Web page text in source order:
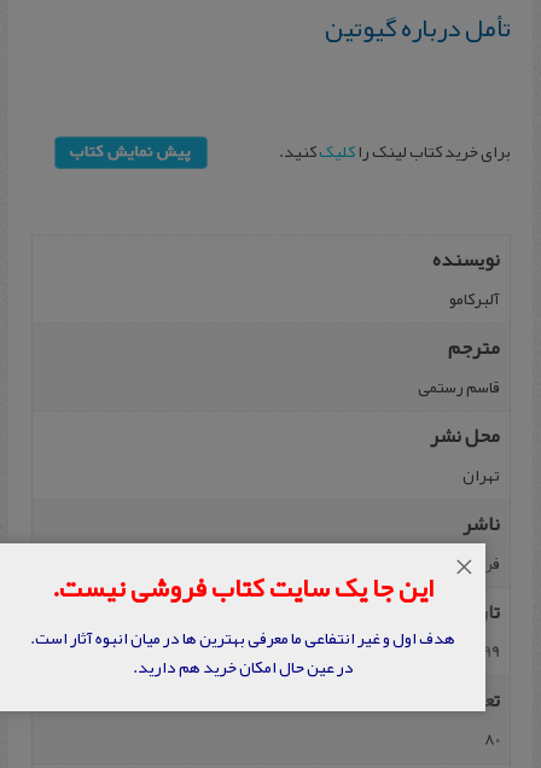
تأمل درباره گیوتین
برای خرید کتاب لینک راکلیککنید.
نویسنده
آلبرکامو
مترجم
قاسم رستمی
محل نشر
تهران
ناشر
فرهنگ جاوید
تاریخ نشر
1399
تعداد صفحه
80
این جا یک سایت کتاب فروشی نیست.
هدف اول و غیر انتفاعی ما معرفی بهترین ها در میان انبوه آثار است.
در عین حال امکان خرید هم دارید.
×